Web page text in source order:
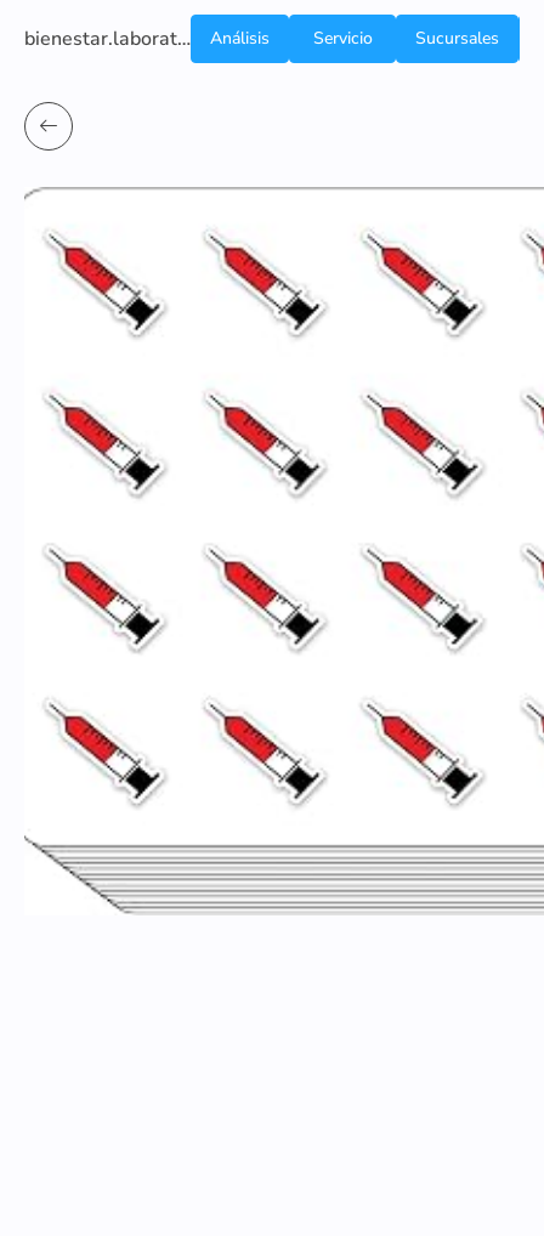
bienestar.laboratoriocliniconsb.com
Análisis
Servicio
Sucursales